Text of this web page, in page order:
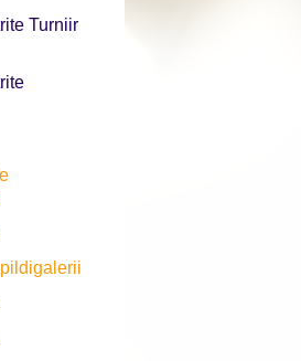
Turniir